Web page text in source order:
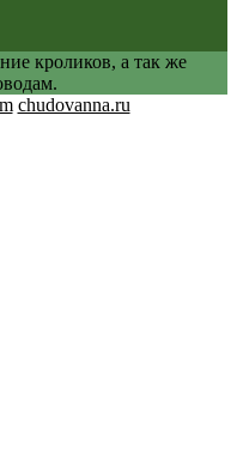
кроликов, а так же
chudovanna.ru